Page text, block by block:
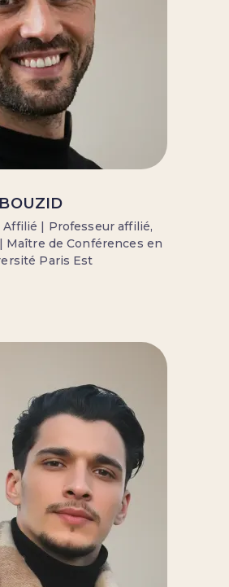
| Professeur affilié,
Maître de Conférences en
Paris Est